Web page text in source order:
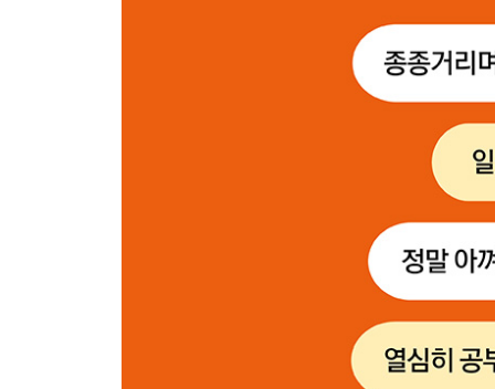
_9시만 되면 별안간 잠드는 역무원
STAGE 8 변화를 위해서는 최소한의 규칙이 필요
STAGE 9 행동을 기록하면 원하는 목표에 바짝 다
FINAL STAGE 꿈을 이루기 위한 절대 법칙, 노력하
_노력하지 않는 나라 사람들의 비밀
드디어 라스보스 왕을 만나다｜애쓰지 않고도 좋